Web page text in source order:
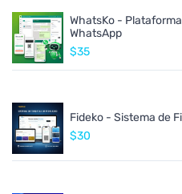
WhatsKo -
WhatsApp
$35
Fideko - Sistema de
$30